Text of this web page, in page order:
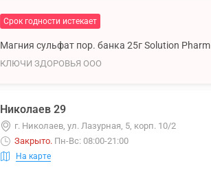
Срок годности истекает
Магния сульфат пор. банка 25г Solution Pharm
КЛЮЧИ ЗДОРОВЬЯ ООО
Николаев 29
г. Николаев, ул. Лазурная, 5, корп. 10/2
Закрыто. Пн-Вс: 08:00-21:00
На карте